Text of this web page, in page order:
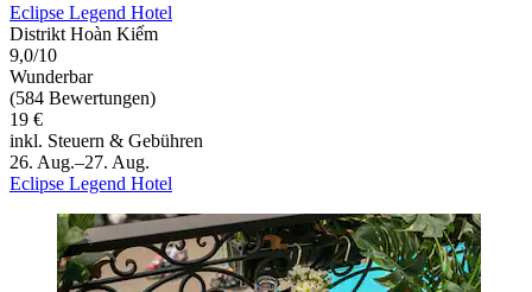
Eclipse Legend Hotel
Distrikt Hoàn Kiếm
9,0/10
Wunderbar
(584 Bewertungen)
19 €
inkl. Steuern & Gebühren
26. Aug.–27. Aug.
Eclipse Legend Hotel